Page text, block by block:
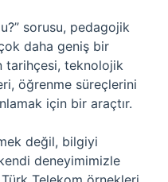
sorusu, pedagojik
daha geniş bir
tarihçesi, teknolojik
öğrenme süreçlerini
için bir araçtır.
değil, bilgiyi
deneyimimizle